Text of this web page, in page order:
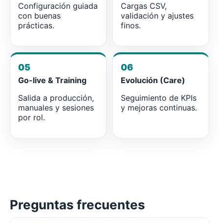
Configuración guiada
con buenas
prácticas.
Cargas CSV,
validación y ajustes
finos.
05
Go-live & Training
Salida a producción,
manuales y sesiones
por rol.
06
Evolución (Care)
Seguimiento de KPIs
y mejoras continuas.
Preguntas frecuentes